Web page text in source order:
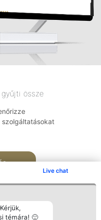
Live chat
témára! 🙂
össze
szolgáltatásokat